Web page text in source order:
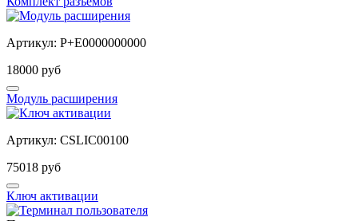
Артикул: P+E0000000000
18000 руб
Модуль расширения
Артикул: CSLIC00100
75018 руб
Ключ активации